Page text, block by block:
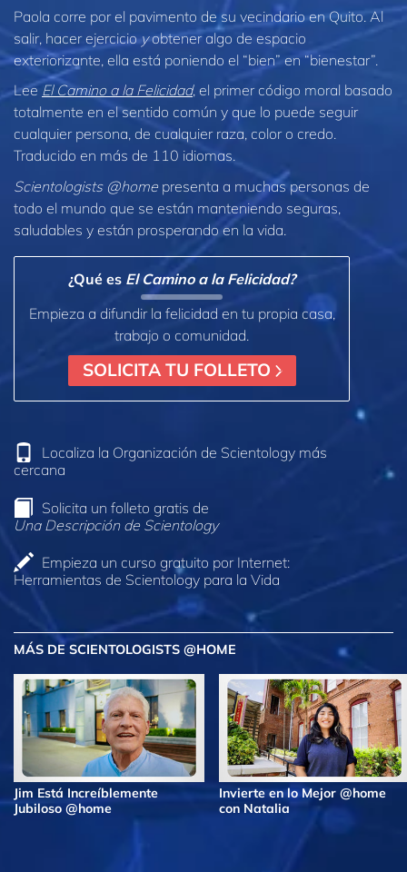
Paola corre por el pavimento de su vecindario en Quito. Al
salir, hacer ejercicioyobtener algo de espacio
exteriorizante, ella está poniendo el “bien” en“bienestar”.
Lee El Camino a la Felicidad, el primer código moral basado
totalmente en el sentido común y que lo puede seguir
cualquier persona, de cualquier raza, color o credo.
Traducido en más de 110 idiomas.
Scientologists @homepresenta a muchas personas de
todo el mundo que se están manteniendo seguras,
saludables y están prosperando en la vida.
¿Qué es El Camino a la Felicidad?
Empieza a difundir la felicidad en tu propia casa,
trabajo o comunidad.
SOLICITA TU FOLLETO
Localiza la Organización de Scientology más
cercana
Solicita un folleto gratis de
Una Descripción de Scientology
Empieza un curso gratuito por Internet:
Herramientas de Scientology para la Vida
MÁS DE SCIENTOLOGISTS @HOME
Jim Está Increíblemente
Jubiloso @home
Invierte en lo Mejor @home
con Natalia